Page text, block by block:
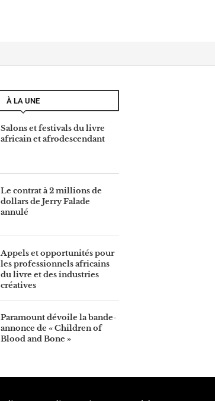
À LA UNE
Salons et festivals du livre
africain et afrodescendant
Le contrat à 2 millions de
dollars de Jerry Falade
annulé
Appels et opportunités pour
les professionnels africains
du livre et des industries
créatives
Paramount dévoile la bande-
annonce de « Children of
Blood and Bone »